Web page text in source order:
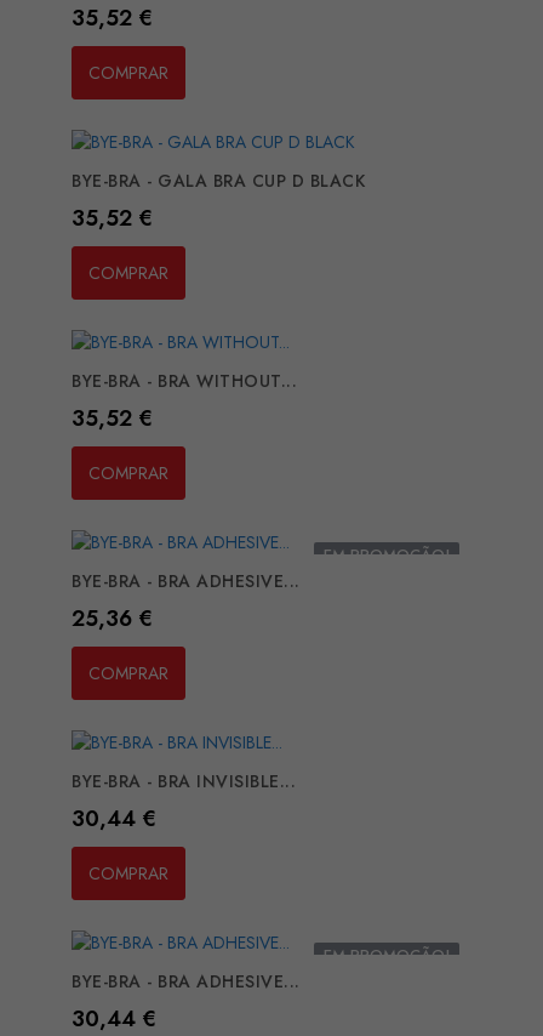
Preço
35,52 €
COMPRAR
BYE-BRA - GALA BRA CUP D BLACK
Preço
35,52 €
COMPRAR
BYE-BRA - BRA WITHOUT...
Preço
35,52 €
COMPRAR
EM PROMOÇÃO!
BYE-BRA - BRA ADHESIVE...
Preço
25,36 €
COMPRAR
BYE-BRA - BRA INVISIBLE...
Preço
30,44 €
COMPRAR
EM PROMOÇÃO!
BYE-BRA - BRA ADHESIVE...
Preço
30,44 €